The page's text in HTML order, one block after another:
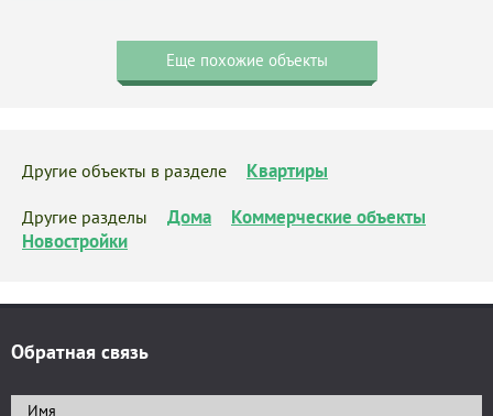
Еще похожие объекты
Другие объекты в разделе Квартиры
Другие разделы Дома
Коммерческие объекты
Новостройки
Обратная связь